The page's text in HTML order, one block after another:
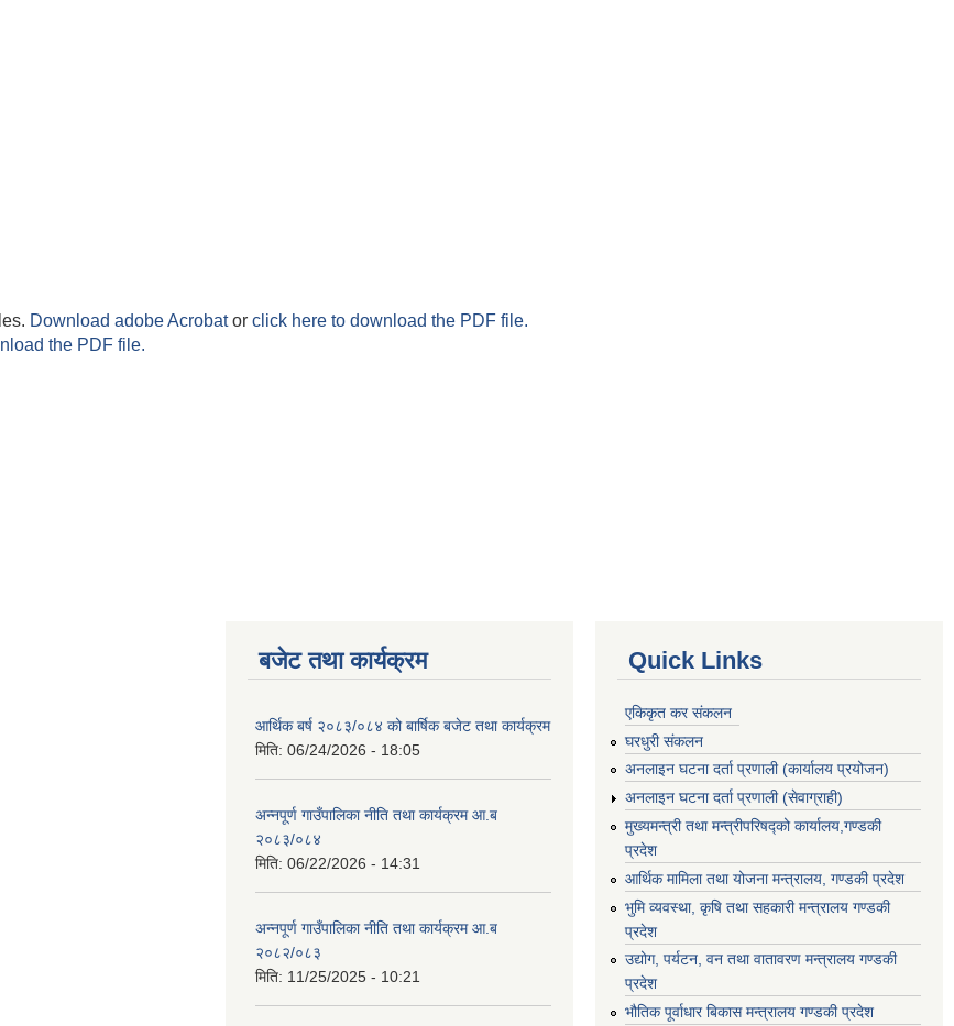
Download adobe Acrobator click here to download the PDF file.
the PDF file.
बजेट तथा कार्यक्रम
आर्थिक बर्ष २०८३/०८४ को बार्षिक बजेट तथा कार्यक्रम
मिति: 06/24/2026 - 18:05
अन्नपूर्ण गाउँपालिका नीति तथा कार्यक्रम आ.ब
२०८३/०८४
मिति: 06/22/2026 - 14:31
अन्नपूर्ण गाउँपालिका नीति तथा कार्यक्रम आ.ब
२०८२/०८३
मिति: 11/25/2025 - 10:21
Quick Links
एकिकृत कर संकलन
घरधुरी संकलन
अनलाइन घटना दर्ता प्रणाली (कार्यालय प्रयोजन)
अनलाइन घटना दर्ता प्रणाली (सेवाग्राही)
मुख्यमन्त्री तथा मन्त्रीपरिषद्को कार्यालय,गण्डकी
प्रदेश
आर्थिक मामिला तथा योजना मन्त्रालय, गण्डकी प्रदेश
भुमि व्यवस्था, कृषि तथा सहकारी मन्त्रालय गण्डकी
प्रदेश
उद्योग, पर्यटन, वन तथा वातावरण मन्त्रालय गण्डकी
प्रदेश
भौतिक पूर्वाधार बिकास मन्त्रालय गण्डकी प्रदेश